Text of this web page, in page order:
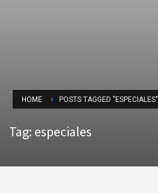
HOME POSTS TAGGED "ESPECIALES"
Tag: especiales